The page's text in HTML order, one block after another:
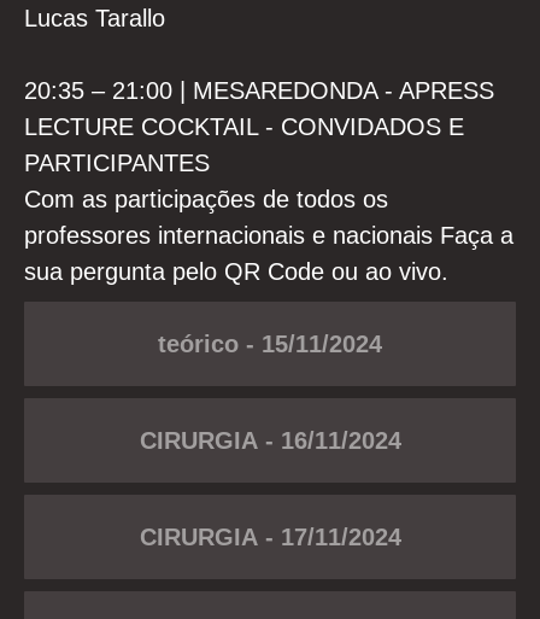
REGISTRO
teórico - 15/11/2024
CIRURGIA - 16/11/2024
CIRURGIA - 17/11/2024
Lucas Tarallo
20:35 – 21:00 | MESAREDONDA - APRESS
LECTURE COCKTAIL - CONVIDADOS E
PARTICIPANTES
Com as participações de todos os
professores internacionais e nacionais Faça a
sua pergunta pelo QR Code ou ao vivo.